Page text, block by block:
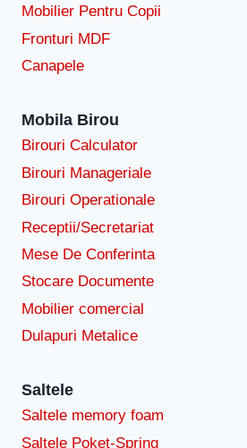
Mobilier Pentru Copii
Fronturi MDF
Canapele
Mobila Birou
Birouri Calculator
Birouri Manageriale
Birouri Operationale
Receptii/Secretariat
Mese De Conferinta
Stocare Documente
Mobilier comercial
Dulapuri Metalice
Saltele
Saltele memory foam
Saltele Poket-Spring